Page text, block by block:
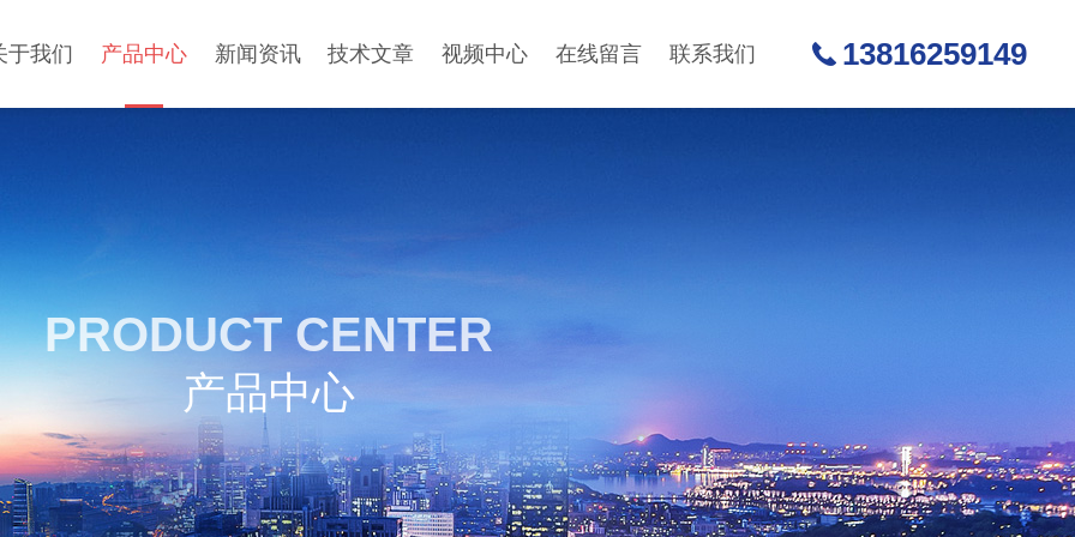
于我们 产品中心 新闻资讯 技术文章 视频中心 在线留言 联系我们 13816259149
PRODUCT CENTER
产品中心